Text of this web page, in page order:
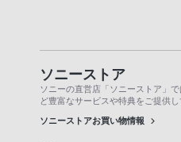
ソニーストア
ソニーの直営店「ソニーストア」
ど豊富なサービスや特典をご提供し
ソニーストアお買い物情報